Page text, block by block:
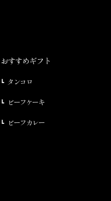
おすすめギフト
タンコロ
ビーフケーキ
ビーフカレー